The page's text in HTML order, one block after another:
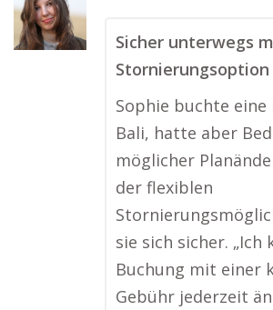
Sicher unterwegs
Stornierungsoption
Sophie buchte eine
Bali, hatte aber
möglicher
der flexiblen
sie sich sicher. „Ich
Buchung mit einer
Gebühr jederzeit